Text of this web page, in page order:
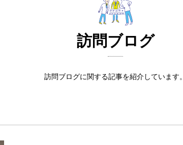
訪問ブログ
訪問ブログに関する記事を紹介しています。